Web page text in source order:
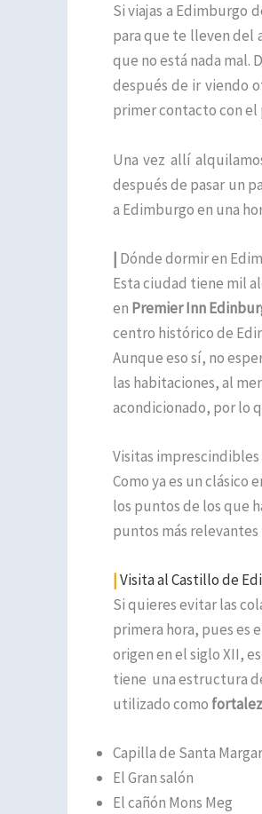
Si viajas a Edimburgo
para que te lleven del
que no está nada mal.
después de ir viendo
primer contacto con el
Una vez allí
después de pasar un
a Edimburgo en una
| Dónde dormir en
Esta ciudad tiene mil
en Premier Inn
centro histórico de
Aunque eso sí, no
las habitaciones, al
acondicionado, por lo
Visitas
Como ya es un clásico
los puntos de los que
puntos más
|Visita al Castillo de
Si quieres evitar las
primera hora, pues es
origen en el siglo XII,
tiene una estructura
utilizado como
Capilla de Santa
El Gran salón
El cañón Mons Meg